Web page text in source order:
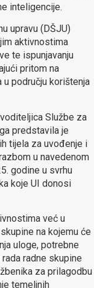
inteligencije.
upravu (DŠJU)
aktivnostima
te ispunjavanju
pritom na
području korištenja
Službe za
predstavila je
tijela za uvođenje i
u navedenom
godine u svrhu
koje UI donosi
već u
na kojemu će
uloge, potrebne
radne skupine
za prilagodbu
temeljnih